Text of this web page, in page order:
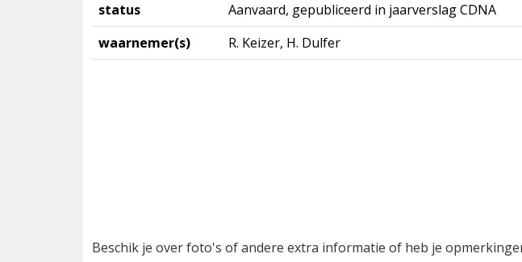
status
Aanvaard, gepubliceerd in jaarverslag CDNA
waarnemer(s)
R. Keizer, H. Dulfer
Beschik je over foto's of andere extra informatie of heb je